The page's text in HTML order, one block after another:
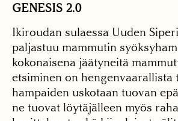
GENESIS 2.0
Ikiroudan sulaessa Uuden
paljastuu mammutin
kokonaisena jäätyneitä
etsiminen on hengenvaarallista
hampaiden uskotaan tuovan
ne tuovat löytäjälleen myös